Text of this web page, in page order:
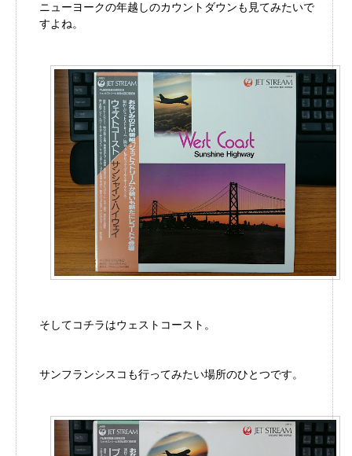
ニューヨークの年越しのカウントダウンも見てみたいで
すよね。
そしてコチラはウェストコースト。
サンフランシスコも行ってみたい場所のひとつです。